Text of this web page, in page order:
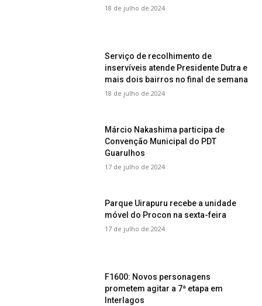
18 de julho de 2024
Serviço de recolhimento de
inservíveis atende Presidente Dutra e
mais dois bairros no final de semana
18 de julho de 2024
Márcio Nakashima participa de
Convenção Municipal do PDT
Guarulhos
17 de julho de 2024
Parque Uirapuru recebe a unidade
móvel do Procon na sexta-feira
17 de julho de 2024
F1600: Novos personagens
prometem agitar a 7ª etapa em
Interlagos